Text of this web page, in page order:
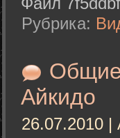
Рубрика:
Айкидо
26.07.2010 |